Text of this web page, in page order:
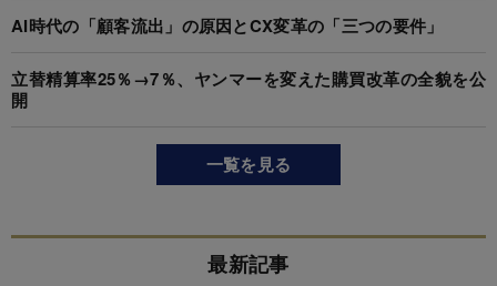
AI時代の「顧客流出」の原因とCX変革の「三つの要件」
立替精算率25％→7％、ヤンマーを変えた購買改革の全貌を公
開
一覧を見る
最新記事